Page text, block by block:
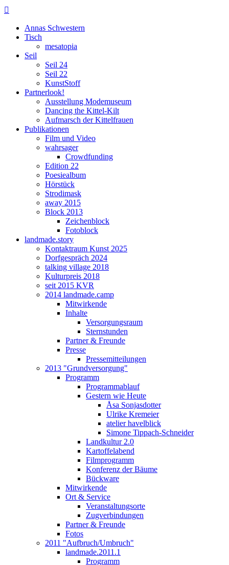

Annas Schwestern
Tisch
mesatopia
Seil
Seil 24
Seil 22
KunstStoff
Partnerlook!
Ausstellung Modemuseum
Dancing the Kittel-Kilt
Aufmarsch der Kittelfrauen
Publikationen
Film und Video
wahrsager
Crowdfunding
Edition 22
Poesiealbum
Hörstück
Strodimask
away 2015
Block 2013
Zeichenblock
Fotoblock
landmade.story
Kontaktraum Kunst 2025
Dorfgespräch 2024
talking village 2018
Kulturpreis 2018
seit 2015 KVR
2014 landmade.camp
Mitwirkende
Inhalte
Versorgungsraum
Sternstunden
Partner & Freunde
Presse
Pressemitteilungen
2013 "Grundversorgung"
Programm
Programmablauf
Gestern wie Heute
Åsa Sonjasdotter
Ulrike Kremeier
atelier havelblick
Simone Tippach-Schneider
Landkultur 2.0
Kartoffelabend
Filmprogramm
Konferenz der Bäume
Bückware
Mitwirkende
Ort & Service
Veranstaltungsorte
Zugverbindungen
Partner & Freunde
Fotos
2011 "Aufbruch/Umbruch"
landmade.2011.1
Programm